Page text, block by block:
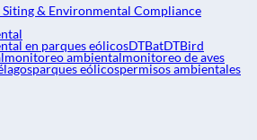
& Environmental Compliance
en parques eólicosDTBatDTBird
monitoreo ambientalmonitoreo de aves
parques eólicospermisos ambientales